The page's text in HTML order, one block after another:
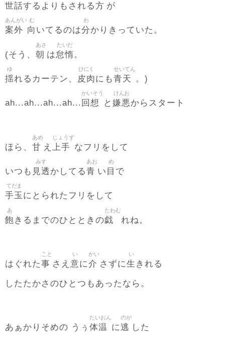
世話するよりもされる方 が
案外
あんがい
向
む
いてるのは分
わ
かりきっていた。
(そう、 朝
あさ
は怠惰
たいだ
。
揺
ゆ
れるカーテン、 皮肉
ひにく
にも青天
せいてん
。)
ah...ah...ah...ah... 回想
かいそう
と 嫌悪
けんお
からスタート
ほら、 甘
あめ
え 上手
じょうず
なフリをして
いつも 見透
みす
かしてる青
あお
い 目
め
で
手玉
てだま
にとられたフリをして
飽
あ
きるまでのひとときの戯
たわむ
れね。
はぐれた事
こと
さえ 意
い
に介
かい
さずに生
い
きれる
したたかさのひとつもあったなら。
あぁかりそめの うぅ 体温
たいおん
に逃
のが
した